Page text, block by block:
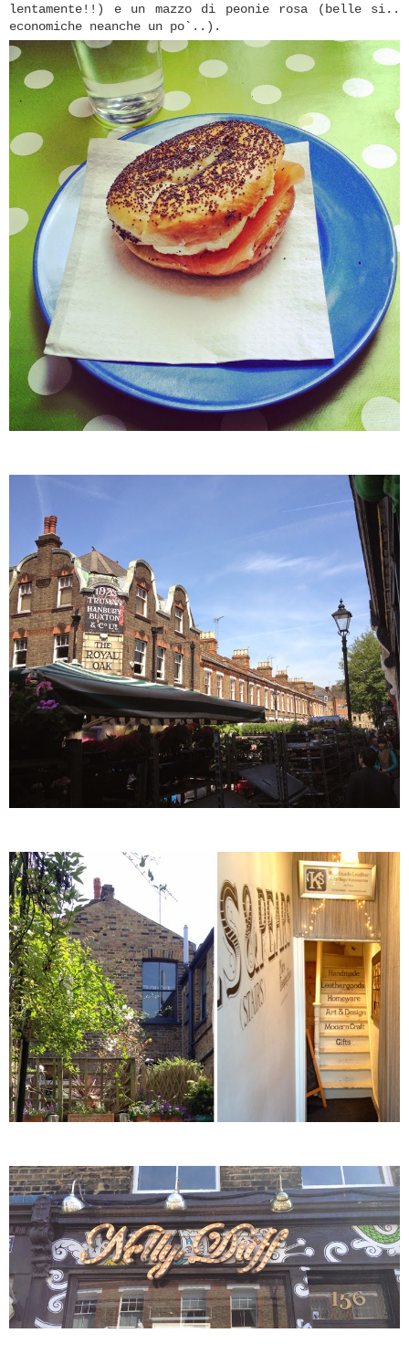
lentamente!!) e un mazzo di peonie rosa (belle si..
economiche neanche un po`..).